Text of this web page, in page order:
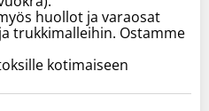
huollot ja varaosat
trukkimalleihin. Ostamme
kotimaiseen